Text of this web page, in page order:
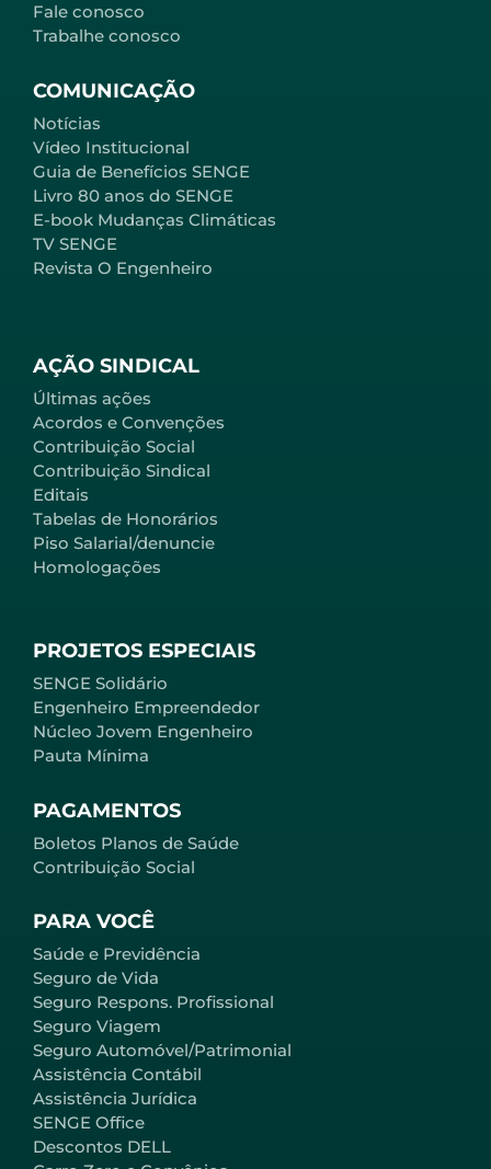
PARA VOCÊ
Saúde e Previdência
Seguro de Vida
Seguro Respons. Profissional
Seguro Viagem
Seguro Automóvel/Patrimonial
Assistência Contábil
Assistência Jurídica
SENGE Office
Descontos DELL
AÇÃO SINDICAL
Últimas ações
Acordos e Convenções
Contribuição Social
Contribuição Sindical
Editais
Tabelas de Honorários
Piso Salarial/denuncie
Homologações
PROJETOS ESPECIAIS
SENGE Solidário
Engenheiro Empreendedor
Núcleo Jovem Engenheiro
Pauta Mínima
PAGAMENTOS
Boletos Planos de Saúde
Contribuição Social
Fale conosco
Trabalhe conosco
COMUNICAÇÃO
Notícias
Vídeo Institucional
Guia de Benefícios SENGE
Livro 80 anos do SENGE
E-book Mudanças Climáticas
TV SENGE
Revista O Engenheiro